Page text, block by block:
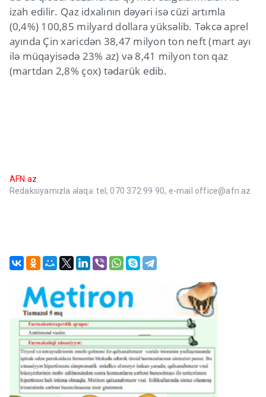
izah edilir. Qaz idxalının dəyəri isə cüzi artımla
(0,4%) 100,85 milyard dollara yüksəlib. Təkcə aprel
ayında Çin xaricdən 38,47 milyon ton neft (mart ayı
ilə müqayisədə 23% az) və 8,41 milyon ton qaz
(martdan 2,8% çox) tədarük edib.
AFN.az
Redaksiyamızla əlaqə: tel; 070 372 99 90, e-mail office@afn.az